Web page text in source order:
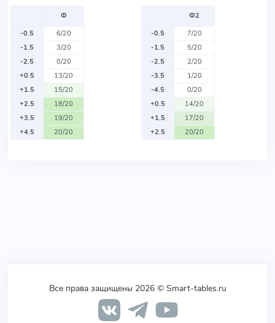
Ф
-0.5
6/20
-1.5
3/20
-2.5
0/20
+0.5
13/20
+1.5
15/20
+2.5
18/20
+3.5
19/20
+4.5
20/20
Ф2
-0.5
7/20
-1.5
5/20
-2.5
2/20
-3.5
1/20
-4.5
0/20
+0.5
14/20
+1.5
17/20
+2.5
20/20
Все права защищены 2026 © Smart-tables.ru